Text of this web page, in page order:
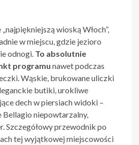
wioską Włoch”,
w miejscu, gdzie jezioro
odnogi. To absolutnie
programu nawet podczas
Wąskie, brukowane uliczki
butiki, urokliwe
dech w piersiach widoki –
Bellagio niepowtarzalny,
Szczegółowy przewodnik po
tej wyjątkowej miejscowości